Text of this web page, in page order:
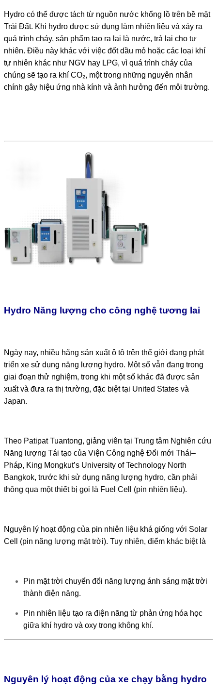
Hydro có thể được tách từ nguồn nước khổng lồ trên bề mặt
Trái Đất. Khi hydro được sử dụng làm nhiên liệu và xảy ra
quá trình cháy, sản phẩm tạo ra lại là nước, trả lại cho tự
nhiên. Điều này khác với việc đốt dầu mỏ hoặc các loại khí
tự nhiên khác như NGV hay LPG, vì quá trình cháy của
chúng sẽ tạo ra khí CO₂, một trong những nguyên nhân
chính gây hiệu ứng nhà kính và ảnh hưởng đến môi trường.
Hydro Năng lượng cho công nghệ tương lai
Ngày nay, nhiều hãng sản xuất ô tô trên thế giới đang phát
triển xe sử dụng năng lượng hydro. Một số vẫn đang trong
giai đoạn thử nghiệm, trong khi một số khác đã được sản
xuất và đưa ra thị trường, đặc biệt tại United States và
Japan.
Theo Patipat Tuantong, giảng viên tại Trung tâm Nghiên cứu
Năng lượng Tái tạo của Viện Công nghệ Đổi mới Thái–
Pháp, King Mongkut’s University of Technology North
Bangkok, trước khi sử dụng năng lượng hydro, cần phải
thông qua một thiết bị gọi là Fuel Cell (pin nhiên liệu).
Nguyên lý hoạt động của pin nhiên liệu khá giống với Solar
Cell
(pin năng lượng mặt trời). Tuy nhiên, điểm khác biệt là
Pin mặt trời chuyển đổi năng lượng ánh sáng mặt trời
thành điện năng.
Pin nhiên liệu tạo ra điện năng từ phản ứng hóa học
giữa khí hydro và oxy trong không khí.
Nguyên lý hoạt động của xe chạy bằng hydro